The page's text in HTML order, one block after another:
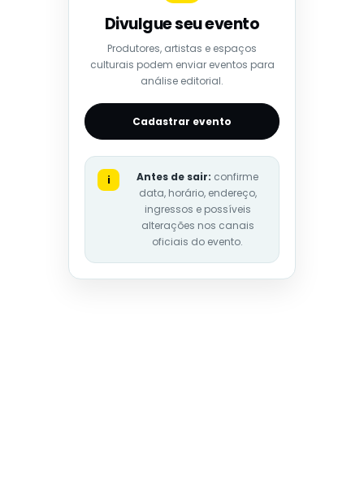
Divulgue seu evento
Produtores, artistas e espaços
culturais podem enviar eventos para
análise editorial.
Cadastrar evento
i Antes de sair: confirme
data, horário, endereço,
ingressos e possíveis
alterações nos canais
oficiais do evento.